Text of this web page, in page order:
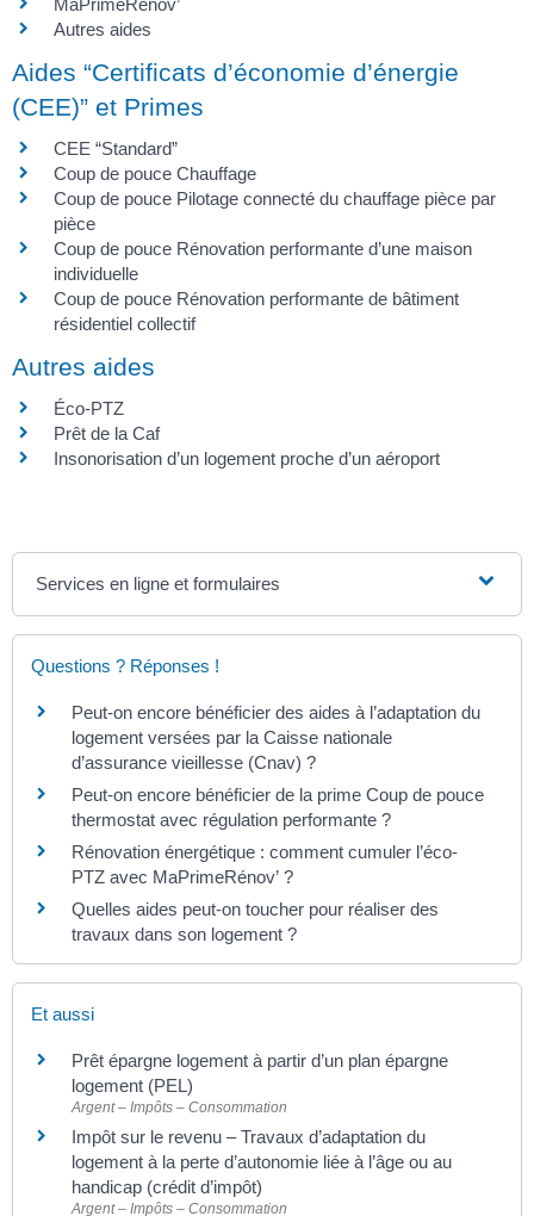
MaPrimeRénov’
Autres aides
Aides “Certificats d’économie d’énergie
(CEE)” et Primes
CEE “Standard”
Coup de pouce Chauffage
Coup de pouce Pilotage connecté du chauffage pièce par
pièce
Coup de pouce Rénovation performante d’une maison
individuelle
Coup de pouce Rénovation performante de bâtiment
résidentiel collectif
Autres aides
Éco-PTZ
Prêt de la Caf
Insonorisation d’un logement proche d’un aéroport
Services en ligne et formulaires
Questions ? Réponses !
Peut-on encore bénéficier des aides à l’adaptation du
logement versées par la Caisse nationale
d’assurance vieillesse (Cnav) ?
Peut-on encore bénéficier de la prime Coup de pouce
thermostat avec régulation performante ?
Rénovation énergétique : comment cumuler l’éco-
PTZ avec MaPrimeRénov’ ?
Quelles aides peut-on toucher pour réaliser des
travaux dans son logement ?
Et aussi
Prêt épargne logement à partir d’un plan épargne
logement (PEL)
Argent – Impôts – Consommation
Impôt sur le revenu – Travaux d’adaptation du
logement à la perte d’autonomie liée à l’âge ou au
handicap (crédit d’impôt)
Argent – Impôts – Consommation